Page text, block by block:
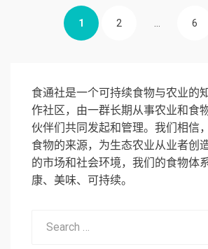
PAGE
1 PAGE
2 6
食通社是一个可持续食物与农业的
作社区，由一群长期从事农业和食
伙伴们共同发起和管理。我们相信
食物的来源，为生态农业从业者创
的市场和社会环境，我们的食物体
康、美味、可持续。